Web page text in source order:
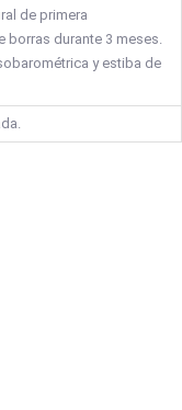
de primera
borras durante 3 meses.
y estiba de